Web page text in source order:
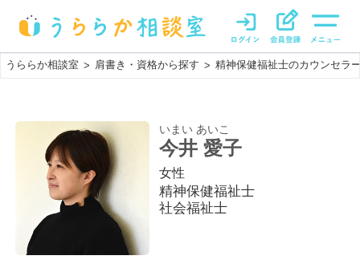
うららか相談室 > 肩書き・資格から探す > 精神保健福祉士のカウンセラ
いまい あいこ
今井 愛子
女性
精神保健福祉士
社会福祉士